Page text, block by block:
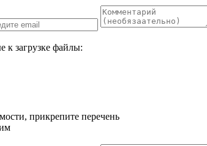
к загрузке файлы:
прикрепите перечень